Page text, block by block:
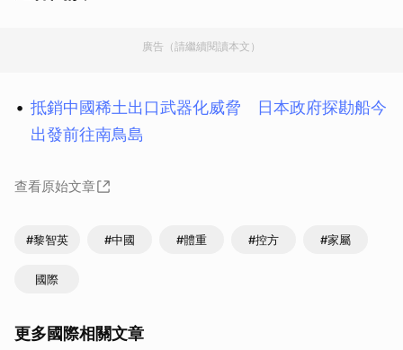
廣告（請繼續閱讀本文）
抵銷中國稀土出口武器化威脅 日本政府探勘船今
出發前往南鳥島
查看原始文章
#黎智英 #中國 #體重 #控方 #家屬
國際
更多國際相關文章